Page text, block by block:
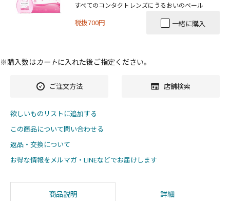
すべてのコンタクトレンズにうるおいのベール
税抜700円 一緒に購入
※購入数はカートに入れた後ご指定ください。
ご注文方法 店舗検索
欲しいものリストに追加する
この商品について問い合わせる
返品・交換について
お得な情報をメルマガ・LINEなどでお届けします
商品説明 詳細